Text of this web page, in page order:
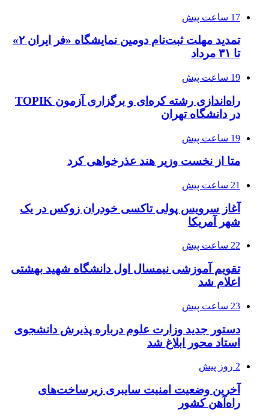
17 ساعت پیش
تمدید مهلت ثبت‌نام دومین نمایشگاه «فر ایران ۲»
تا ۳۱ مرداد
19 ساعت پیش
راه‌اندازی رشته کره‌ای و برگزاری آزمون TOPIK
در دانشگاه تهران
19 ساعت پیش
متا از نخست وزیر هند عذرخواهی کرد
21 ساعت پیش
آغاز سرویس پولی تاکسی خودران زوکس در یک
شهر آمریکا
22 ساعت پیش
تقویم آموزشی نیمسال اول دانشگاه شهید بهشتی
اعلام شد
23 ساعت پیش
دستور جدید وزارت علوم درباره پذیرش دانشجوی
استاد محور ابلاغ شد
2 روز پیش
آخرین وضعیت امنیت سایبری زیرساخت‌های
راه‌آهن کشور